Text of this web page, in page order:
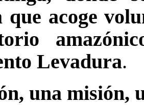
que acoge
Levadura.
una misión,